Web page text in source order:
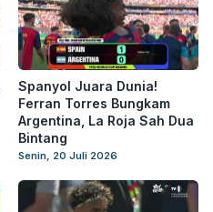
Spanyol Juara Dunia!
Ferran Torres Bungkam
Argentina, La Roja Sah Dua
Bintang
Senin, 20 Juli 2026